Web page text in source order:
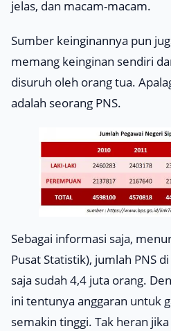
jelas, dan macam-macam.
Sumber keinginannya pun
memang keinginan sendiri
disuruh oleh orang tua.
adalah seorang PNS.
Sebagai informasi saja,
Pusat Statistik), jumlah PNS
saja sudah 4,4 juta orang.
ini tentunya anggaran untuk
semakin tinggi. Tak heran jika